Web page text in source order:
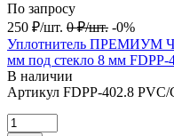
По запросу
250 ₽/шт. 0 ₽/шт. -0%
Уплотнитель ПРЕМИУМ Ч-
мм под стекло 8 мм FDPP-
В наличии
Артикул FDPP-402.8 PVC/